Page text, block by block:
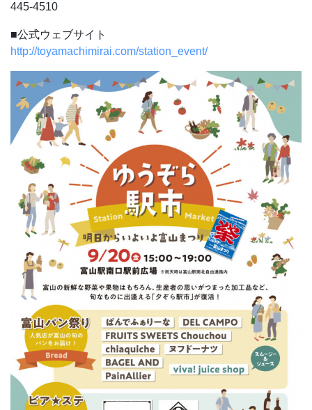
445-4510
■公式ウェブサイト
http://toyamachimirai.com/station_event/